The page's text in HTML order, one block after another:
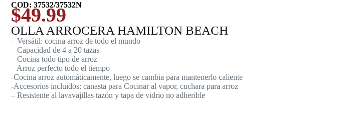
COD: 37532/37532N
$49.99
OLLA ARROCERA HAMILTON BEACH
– Versátil: cocina arroz de todo el mundo
– Capacidad de 4 a 20 tazas
– Cocina todo tipo de arroz
– Arroz perfecto todo el tiempo
-Cocina arroz automáticamente, luego se cambia para mantenerlo caliente
-Accesorios incluidos: canasta para Cocinar al vapor, cuchara para arroz
– Resistente al lavavajillas tazón y tapa de vidrio no adherible